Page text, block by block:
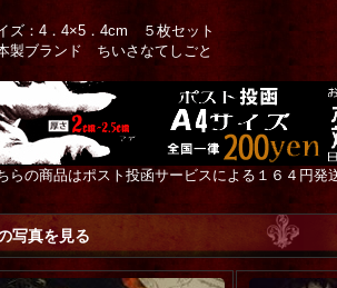
ズ：4．4×5．4cm ５枚セット
製ブランド ちいさなてしごと
らの商品はポスト投函サービスによる１６４円発
写真を見る